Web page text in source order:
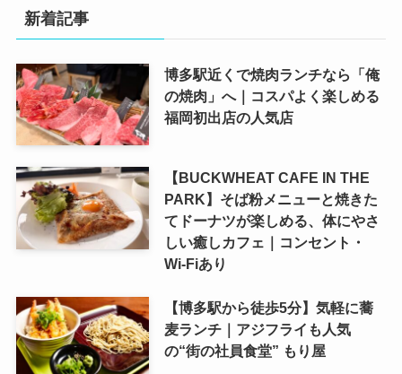
新着記事
博多駅近くで焼肉ランチなら「俺
の焼肉」へ｜コスパよく楽しめる
福岡初出店の人気店
【BUCKWHEAT CAFE IN THE
PARK】そば粉メニューと焼きた
てドーナツが楽しめる、体にやさ
しい癒しカフェ｜コンセント・
Wi-Fiあり
【博多駅から徒歩5分】気軽に蕎
麦ランチ｜アジフライも人気
の“街の社員食堂” もり屋